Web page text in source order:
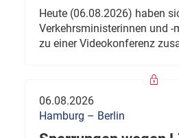
Heute (06.08.2026) haben
Verkehrsministerinnen und -
zu einer Videokonferenz
06.08.2026
Hamburg – Berlin